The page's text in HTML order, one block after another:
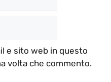
e sito web in questo
volta che commento.